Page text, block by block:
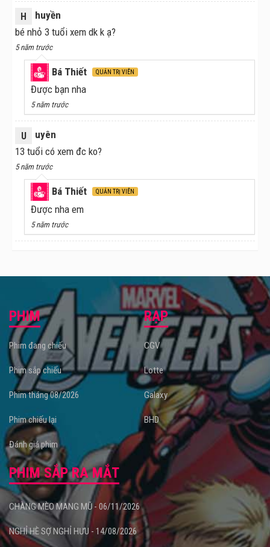
H
huyền
bé nhỏ 3 tuổi xem dk k ạ?
5 năm trước
Bá Thiết QUẢN TRỊ VIÊN
Được bạn nha
5 năm trước
U
uyên
13 tuổi có xem đc ko?
5 năm trước
Bá Thiết QUẢN TRỊ VIÊN
Được nha em
5 năm trước
PHIM
Phim đang chiếu
Phim sắp chiếu
Phim tháng 08/2026
Phim chiếu lại
Đánh giá phim
RẠP
CGV
Lotte
Galaxy
BHD
PHIM SẮP RA MẮT
CHÀNG MÈO MANG MŨ - 06/11/2026
NGHỈ HÈ SỢ NGHỈ HƯU - 14/08/2026